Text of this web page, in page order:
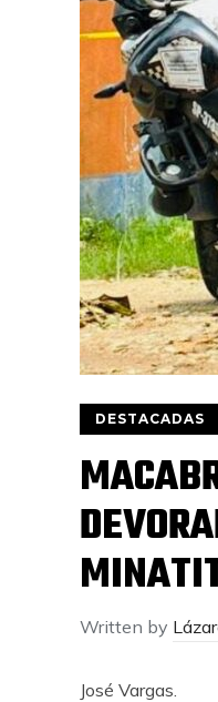
DESTACADAS
Written by
José Vargas.